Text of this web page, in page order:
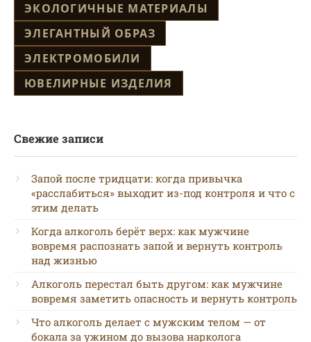
ЭКОЛОГИЧНЫЕ МАТЕРИАЛЫ
ЭЛЕГАНТНЫЙ ОБРАЗ
ЭЛЕКТРОМОБИЛИ
ЮВЕЛИРНЫЕ ИЗДЕЛИЯ
Свежие записи
Запой после тридцати: когда привычка
«расслабиться» выходит из-под контроля и что с
этим делать
Когда алкоголь берёт верх: как мужчине
вовремя распознать запой и вернуть контроль
над жизнью
Алкоголь перестал быть другом: как мужчине
вовремя заметить опасность и вернуть контроль
Что алкоголь делает с мужским телом — от
бокала за ужином до вызова нарколога